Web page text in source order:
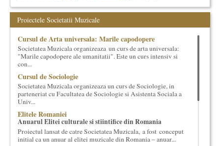
oamenii ei, pe
inceput cu muzica clasica - si de aici numele -, insa acum
dezvoltam proiecte si in alte domenii ale culturii.
Facem management cultural, dezvoltam si administram proiecte
proprii sau preluate, modele si sisteme de finantare, marketing
cultural si consultanta. Organizam concursuri, concerte si
evenimente culturale, private sau publice, tinem cursuri de
cultura generala muzicala, teatrala, filosofica si de alte feluri.
Cuvinte in plus despre proiect, despre cei care il administreaza si
cei care il finantateaza sunt in rubricile de mai jos.
Proiectele Societatii Muzicale
Cursul de Arta universala: Marile capodopere
Societatea Muzicala organizeaza un curs de arta universala:
"Marile capodopere ale umanitatii". Este un curs intensiv si
con...
Cursul de Sociologie
Societatea Muzicala organizeaza un curs de Sociologie, in
parteneriat cu Facultatea de Sociologie si Asistenta Sociala a
Univ...
Elitele Romaniei
Anuarul Elitei culturale si stiintifice din Romania
Proiectul lansat de catre Societatea Muzicala, a fost conceput
initial ca un anuar al elitei muzicale din Romania – anuar...